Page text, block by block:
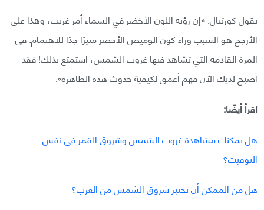
يقول كورتيال: «إن رؤية اللون الأخضر في السماء أمر غريب، وهذا على
الأرجح هو السبب وراء كون الوميض الأخضر مثيرًا جدًا للاهتمام. في
المرة القادمة التي تشاهد فيها غروب الشمس، استمتع بذلك! فقد
أصبح لديك الآن فهم أعمق لكيفية حدوث هذه الظاهرة».
اقرأ أيضًا:
هل يمكنك مشاهدة غروب الشمس وشروق القمر في نفس
التوقيت؟
هل من الممكن أن نختبر شروق الشمس من الغرب؟